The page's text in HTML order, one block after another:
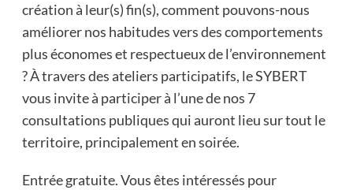
création à leur(s) fin(s), comment pouvons-nous
améliorer nos habitudes vers des comportements
plus économes et respectueux de l’environnement
? À travers des ateliers participatifs, le SYBERT
vous invite à participer à l’une de nos 7
consultations publiques qui auront lieu sur tout le
territoire, principalement en soirée.
Entrée gratuite. Vous êtes intéressés pour